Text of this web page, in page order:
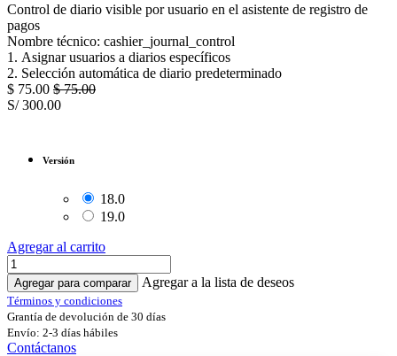
Control de diario visible por usuario en el asistente de registro de
pagos
Nombre técnico: cashier_journal_control
1. Asignar usuarios a diarios específicos
2. Selección automática de diario predeterminado
$ 75.00 $75.00
S/300.00
Versión
18.0
19.0
Agregar al carrito
Agregar para comparar Agregar a la lista de deseos
Términos y condiciones
Grantía de devolución de 30 días
Envío: 2-3 días hábiles
Contáctanos